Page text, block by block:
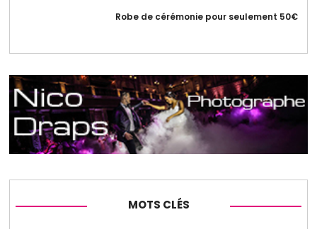
Robe de cérémonie pour seulement 50€
MOTS CLÉS